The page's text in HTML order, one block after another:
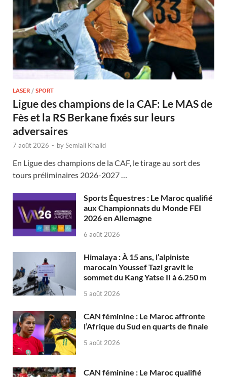
LASER / SPORT
Ligue des champions de la CAF: Le MAS de
Fès et la RS Berkane fixés sur leurs
adversaires
7 août 2026 - bySemlali Khalid
En Ligue des champions de la CAF, le tirage au sort des
tours préliminaires 2026-2027 …
Sports Équestres : Le Maroc qualifié
aux Championnats du Monde FEI
2026 en Allemagne
6 août 2026
Himalaya : À 15 ans, l’alpiniste
marocain Youssef Tazi gravit le
sommet du Kang Yatse II à 6.250 m
5 août 2026
CAN féminine : Le Maroc affronte
l’Afrique du Sud en quarts de finale
5 août 2026
CAN féminine : Le Maroc qualifié